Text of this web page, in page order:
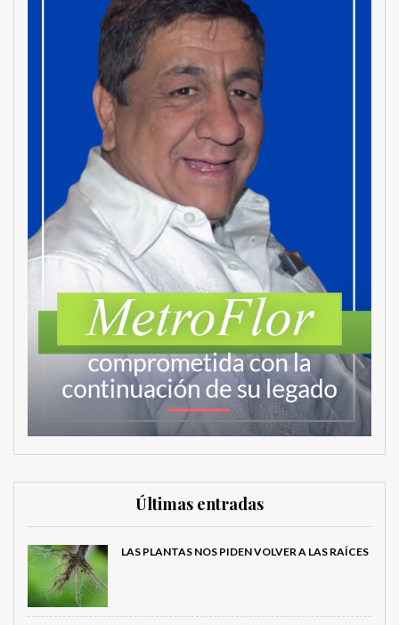
Últimas entradas
LAS PLANTAS NOS PIDEN VOLVER A LAS RAÍCES